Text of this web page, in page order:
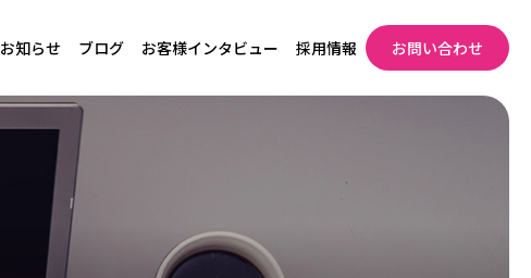
お知らせ ブログ お客様インタビュー 採用情報 お問い合わせ